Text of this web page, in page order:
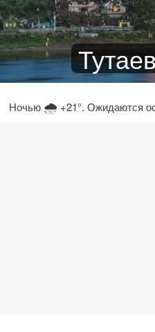
Ночью 🌧 +21°. Ожидаются